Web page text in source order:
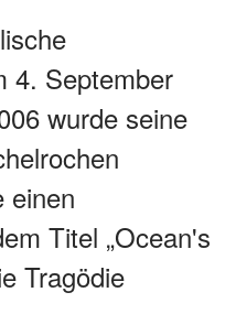
4. September
wurde seine
einen
Titel „Ocean's
Tragödie